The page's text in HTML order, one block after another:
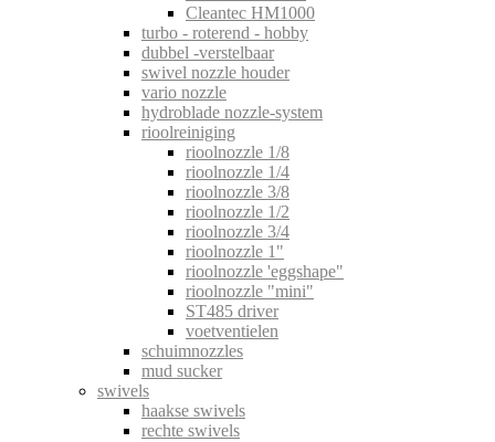
Cleantec HM1000
turbo - roterend - hobby
dubbel -verstelbaar
swivel nozzle houder
vario nozzle
hydroblade nozzle-system
rioolreiniging
rioolnozzle 1/8
rioolnozzle 1/4
rioolnozzle 3/8
rioolnozzle 1/2
rioolnozzle 3/4
rioolnozzle 1"
rioolnozzle 'eggshape"
rioolnozzle "mini"
ST485 driver
voetventielen
schuimnozzles
mud sucker
swivels
haakse swivels
rechte swivels